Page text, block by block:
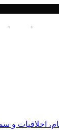
یوتیوب اینستاگرام
اخلاقیات و